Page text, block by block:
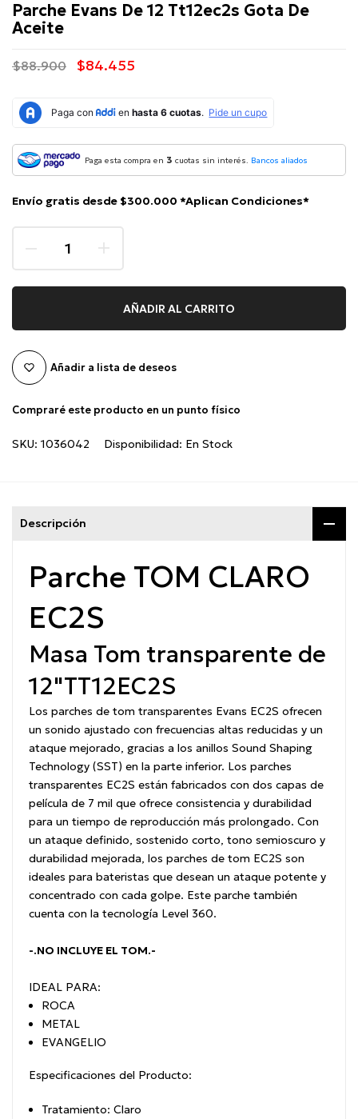
Parche Evans De 12 Tt12ec2s Gota De
Aceite
$88.900 $84.455
Paga esta compra en 3 cuotas sin interés. Bancos aliados
Envío gratis desde $300.000 *Aplican Condiciones*
AÑADIR AL CARRITO
Añadir a lista de deseos
Compraré este producto en un punto físico
SKU: 1036042 Disponibilidad: En Stock
Descripción
Parche TOM CLARO
EC2S
Masa Tom transparente de
12"TT12EC2S
Los parches de tom transparentes Evans EC2S ofrecen
un sonido ajustado con frecuencias altas reducidas y un
ataque mejorado, gracias a los anillos Sound Shaping
Technology (SST) en la parte inferior. Los parches
transparentes EC2S están fabricados con dos capas de
película de 7 mil que ofrece consistencia y durabilidad
para un tiempo de reproducción más prolongado. Con
un ataque definido, sostenido corto, tono semioscuro y
durabilidad mejorada, los parches de tom EC2S son
ideales para bateristas que desean un ataque potente y
concentrado con cada golpe. Este parche también
cuenta con la tecnología Level 360.
-.NO INCLUYE EL TOM.-
IDEAL PARA:
ROCA
METAL
EVANGELIO
Especificaciones del Producto:
Tratamiento: Claro